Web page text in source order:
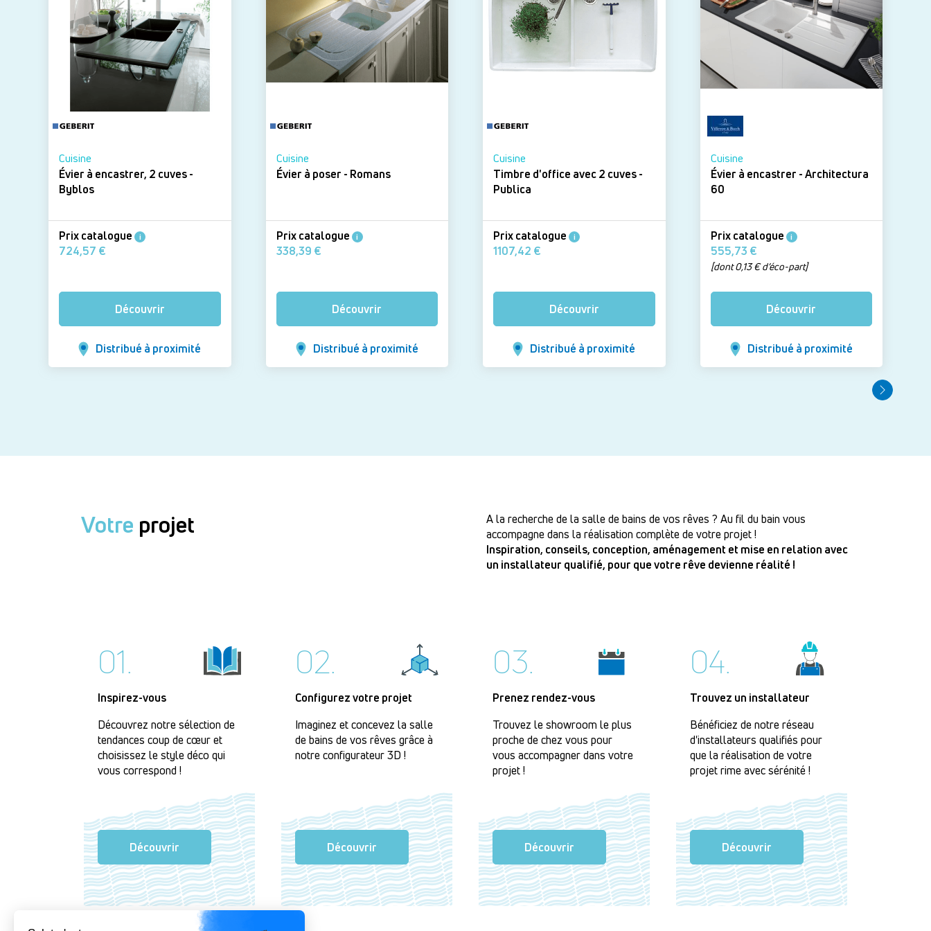
Cuisine
Évier à encastrer, 2 cuves -
Byblos
Prix catalogue i
724,57 €
Découvrir
Distribué à proximité
Cuisine
Évier à poser - Romans
Prix catalogue i
338,39 €
Découvrir
Distribué à proximité
Cuisine
Timbre d'office avec 2 cuves -
Publica
Prix catalogue i
1107,42 €
Découvrir
Distribué à proximité
Cuisine
Évier à encastrer - Architectura
60
Prix catalogue i
555,73 €
[dont 0,13 € d’éco-part]
Découvrir
Distribué à proximité
Votre projet
A la recherche de la salle de bains de vos rêves ? Au fil du bain vous
accompagne dans la réalisation complète de votre projet !
Inspiration, conseils, conception, aménagement et mise en relation avec
un installateur qualifié, pour que votre rêve devienne réalité !
01.
Inspirez-vous
Découvrez notre sélection de
tendances coup de cœur et
choisissez le style déco qui
vous correspond !
Découvrir
02.
Configurez votre projet
Imaginez et concevez la salle
de bains de vos rêves grâce à
notre configurateur 3D !
Découvrir
03.
Prenez rendez-vous
Trouvez le showroom le plus
proche de chez vous pour
vous accompagner dans votre
projet !
Découvrir
04.
Trouvez un installateur
Bénéficiez de notre réseau
d'installateurs qualifiés pour
que la réalisation de votre
projet rime avec sérénité !
Découvrir